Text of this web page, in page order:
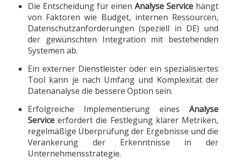
Die Entscheidung für einen Analyse Service hängt
von Faktoren wie Budget, internen Ressourcen,
Datenschutzanforderungen (speziell in DE) und
der gewünschten Integration mit bestehenden
Systemen ab.
Ein externer Dienstleister oder ein spezialisiertes
Tool kann je nach Umfang und Komplexität der
Datenanalyse die bessere Option sein.
Erfolgreiche Implementierung eines Analyse
Service erfordert die Festlegung klarer Metriken,
regelmäßige Überprüfung der Ergebnisse und die
Verankerung der Erkenntnisse in der
Unternehmensstrategie.